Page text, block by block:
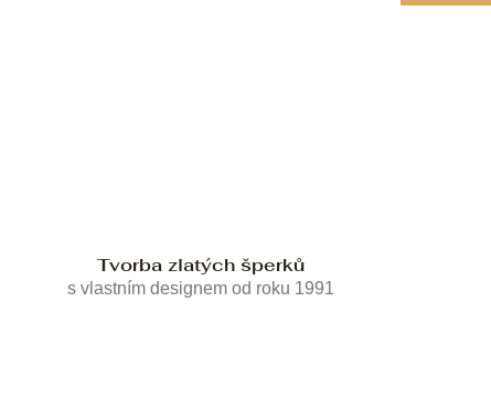
Tvorba zlatých šperků
s vlastním designem od roku 1991